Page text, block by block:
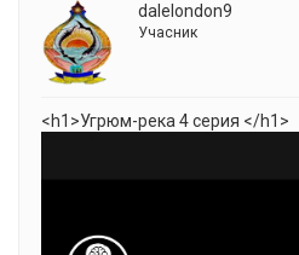
dalelondon9
Учасник
<h1>Угрюм-река 4 серия </h1>